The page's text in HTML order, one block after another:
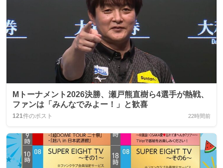
Mトーナメント2026決勝、瀬戸熊直樹ら4選手が熱戦、
ファンは「みんなでみよー！」と歓喜
121件のポスト 22時間前